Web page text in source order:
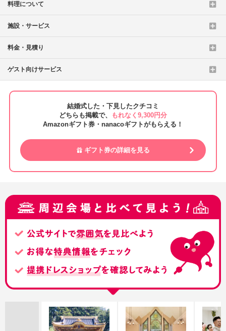
料理について
施設・サービス
料金・見積り
ゲスト向けサービス
結婚式した・下見したクチコミ
どちらも掲載で、
もれなく9,300円分
Amazonギフト券・nanacoギフトがもらえる！
ギフト券の詳細を見る